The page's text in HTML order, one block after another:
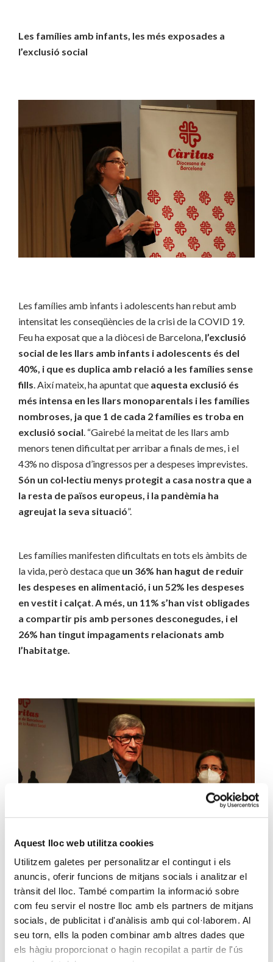
Aquest lloc web utilitza cookies
Utilitzem galetes per personalitzar el contingut i els
anuncis, oferir funcions de mitjans socials i analitzar el
trànsit del lloc. També compartim la informació sobre
com feu servir el nostre lloc amb els partners de mitjans
socials, de publicitat i d'anàlisis amb qui col·laborem. Al
seu torn, ells la poden combinar amb altres dades que
els hàgiu proporcionat o hagin recopilat a partir de l'ús
Les famílies amb infants, les més exposades a
l’exclusió social
Les famílies amb infants i adolescents han rebut amb
intensitat les conseqüències de la crisi de la COVID 19.
Feu ha exposat que a la diòcesi de Barcelona, l’exclusió
social de les llars amb infants i adolescents és del
40%, i que es duplica amb relació a les famílies sense
fills . Així mateix, ha apuntat que aquesta exclusió és
més intensa en les llars monoparentals i les famílies
nombroses, ja que 1 de cada 2 famílies es troba en
exclusió social . “Gairebé la meitat de les llars amb
menors tenen dificultat per arribar a finals de mes, i el
43% no disposa d’ingressos per a despeses imprevistes.
Són un col·lectiu menys protegit a casa nostra que a
la resta de països europeus, i la pandèmia ha
agreujat la seva situació”.
Les famílies manifesten dificultats en tots els àmbits de
la vida, però destaca que un 36% han hagut de reduir
les despeses en alimentació, i un 52% les despeses
en vestit i calçat A més, un 11% s’han vist obligades
a compartir pis amb persones desconegudes, i el
26% han tingut impagaments relacionats amb
l’habitatge.
Un nou impuls de l’estat del benestar
El director de Càritas Diocesana de Barcelona, Salvador